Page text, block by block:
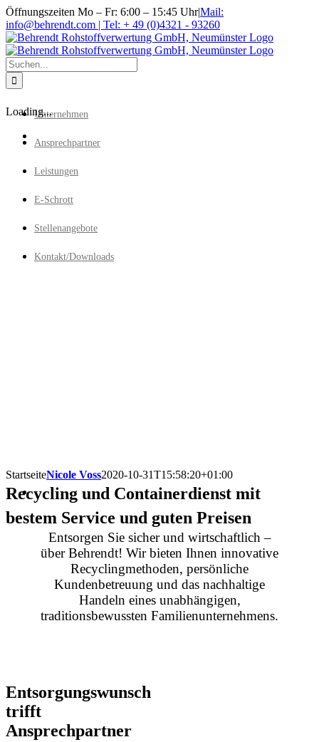
Zum
Inhalt
springen
Öffnungszeiten Mo – Fr: 6:00 – 15:45 Uhr|Mail:
info@behrendt.com | Tel: + 49 (0)4321 - 93260
Suche
nach:
Unternehmen
Ansprechpartner
Leistungen
E-Schrott
Stellenangebote
Kontakt/Downloads
Loading...
StartseiteNicole Voss2020-10-31T15:58:20+01:00
Recycling und Containerdienst mit
bestem Service und guten Preisen
Entsorgen Sie sicher und wirtschaftlich –
über Behrendt! Wir bieten Ihnen innovative
Recyclingmethoden, persönliche
Kundenbetreuung und das nachhaltige
Handeln eines unabhängigen,
traditionsbewussten Familienunternehmens.
Entsorgungswunsch
trifft
Ansprechpartner